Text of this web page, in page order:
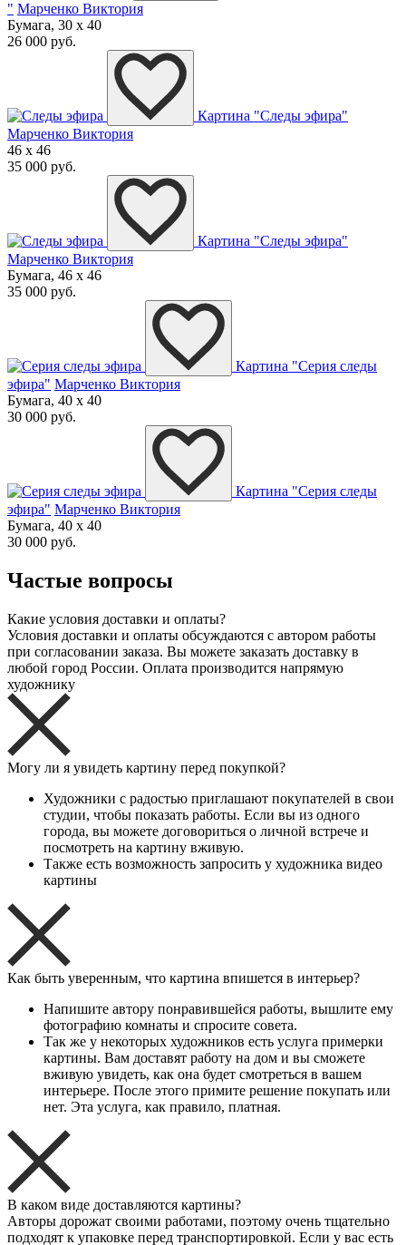
" Марченко Виктория
Бумага, 30 x 40
26 000 руб.
Картина "Следы эфира"
Марченко Виктория
46 x 46
35 000 руб.
Картина "Следы эфира"
Марченко Виктория
Бумага, 46 x 46
35 000 руб.
Картина "Серия следы
эфира" Марченко Виктория
Бумага, 40 x 40
30 000 руб.
Картина "Серия следы
эфира" Марченко Виктория
Бумага, 40 x 40
30 000 руб.
Частые вопросы
Какие условия доставки и оплаты?
Условия доставки и оплаты обсуждаются с автором работы
при согласовании заказа. Вы можете заказать доставку в
любой город России. Оплата производится напрямую
художнику
Могу ли я увидеть картину перед покупкой?
Художники с радостью приглашают покупателей в свои
студии, чтобы показать работы. Если вы из одного
города, вы можете договориться о личной встрече и
посмотреть на картину вживую.
Также есть возможность запросить у художника видео
картины
Как быть уверенным, что картина впишется в интерьер?
Напишите автору понравившейся работы, вышлите ему
фотографию комнаты и спросите совета.
Так же у некоторых художников есть услуга примерки
картины. Вам доставят работу на дом и вы сможете
вживую увидеть, как она будет смотреться в вашем
интерьере. После этого примите решение покупать или
нет. Эта услуга, как правило, платная.
В каком виде доставляются картины?
Авторы дорожат своими работами, поэтому очень тщательно
подходят к упаковке перед транспортировкой. Если у вас есть